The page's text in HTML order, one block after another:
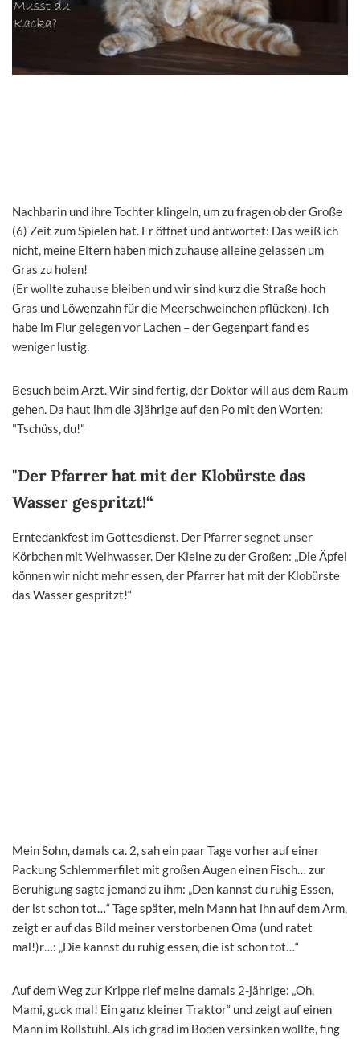
Nachbarin und ihre Tochter klingeln, um zu fragen ob der Große
(6) Zeit zum Spielen hat. Er öffnet und antwortet: Das weiß ich
nicht, meine Eltern haben mich zuhause alleine gelassen um
Gras zu holen!
(Er wollte zuhause bleiben und wir sind kurz die Straße hoch
Gras und Löwenzahn für die Meerschweinchen pflücken). Ich
habe im Flur gelegen vor Lachen – der Gegenpart fand es
weniger lustig.
Besuch beim Arzt. Wir sind fertig, der Doktor will aus dem Raum
gehen. Da haut ihm die 3jährige auf den Po mit den Worten:
"Tschüss, du!"
"Der Pfarrer hat mit der Klobürste das
Wasser gespritzt!“
Erntedankfest im Gottesdienst. Der Pfarrer segnet unser
Körbchen mit Weihwasser. Der Kleine zu der Großen: „Die Äpfel
können wir nicht mehr essen, der Pfarrer hat mit der Klobürste
das Wasser gespritzt!“
Mein Sohn, damals ca. 2, sah ein paar Tage vorher auf einer
Packung Schlemmerfilet mit großen Augen einen Fisch… zur
Beruhigung sagte jemand zu ihm: „Den kannst du ruhig Essen,
der ist schon tot…“ Tage später, mein Mann hat ihn auf dem Arm,
zeigt er auf das Bild meiner verstorbenen Oma (und ratet
mal!)r…: „Die kannst du ruhig essen, die ist schon tot…“
Auf dem Weg zur Krippe rief meine damals 2-jährige: „Oh,
Mami, guck mal! Ein ganz kleiner Traktor“ und zeigt auf einen
Mann im Rollstuhl. Als ich grad im Boden versinken wollte, fing